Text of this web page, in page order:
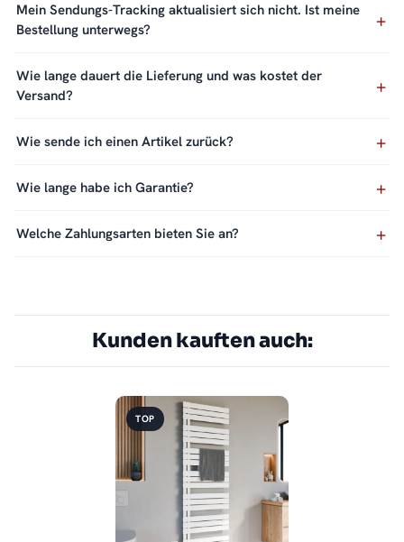
Mein Sendungs-Tracking aktualisiert sich nicht. Ist meine
Bestellung unterwegs?
Wie lange dauert die Lieferung und was kostet der
Versand?
Wie sende ich einen Artikel zurück?
Wie lange habe ich Garantie?
Welche Zahlungsarten bieten Sie an?
Kunden kauften auch:
TOP